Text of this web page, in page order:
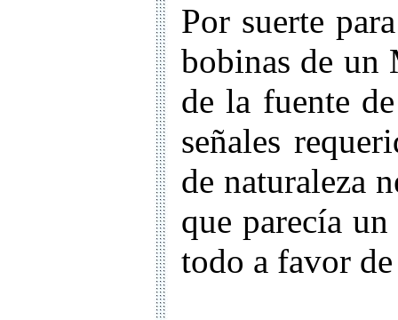
Por suerte
bobinas de un
de la fuente
señales
de naturaleza
que parecía
todo a favor